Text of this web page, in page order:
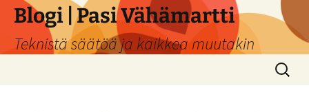
Siirry
sisältöön
Blogi | Pasi Vähämartti
Teknistä säätöä ja kaikkea muutakin
Haku: